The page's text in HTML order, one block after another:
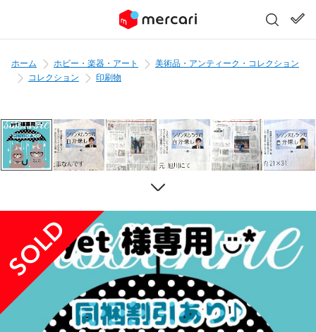
ホーム ホビー・楽器・アート
美術品・アンティーク・コレクション
コレクション
印刷物